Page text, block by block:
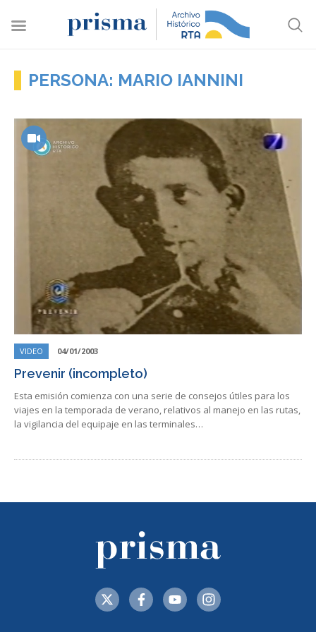
PERSONA: MARIO IANNINI
VIDEO 04/01/2003
Prevenir (incompleto)
Esta emisión comienza con una serie de consejos útiles para los
viajes en la temporada de verano, relativos al manejo en las rutas,
la vigilancia del equipaje en las terminales…